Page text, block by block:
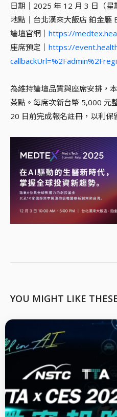
日期｜2025 年 12 月 3 日（星
地點｜台北漢來大飯店 鉑金廳
論壇官網｜ https://
座席預定｜ https://
為維持論壇品質與座席安排，
茶點。每席次新台幣 5,000 元
20 日前完成報名註冊，以利保
YOU MIGHT LIKE